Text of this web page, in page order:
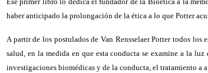
haber anticipado la prolongación de la ética a lo que Potter
A partir de los postulados de Van Rensselaer Potter todos
salud, en la medida en que esta conducta se examine a la
investigaciones biomédicas y de la conducta, el tratamiento a